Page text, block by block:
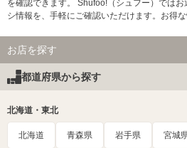
を確認できます。 Shufoo!（シュフー）では
シ情報を、手軽にご確認いただけます。お得
お店を探す
都道府県から探す
北海道・東北
北海道 青森県 岩手県 宮城